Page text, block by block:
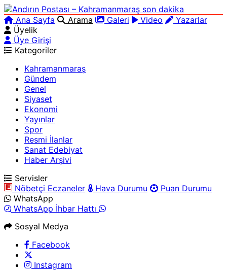
Ana Sayfa Arama Galeri Video
Yazarlar
Üyelik
Üye Girişi
Kategoriler
Kahramanmaraş
Gündem
Genel
Siyaset
Ekonomi
Yayınlar
Spor
Resmi İlanlar
Sanat Edebiyat
Haber Arşivi
Servisler
Nöbetçi Eczaneler
Hava Durumu
Puan Durumu
WhatsApp
WhatsApp İhbar Hattı
Sosyal Medya
Facebook
Instagram